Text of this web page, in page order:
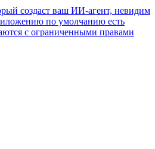
создаст ваш ИИ-агент, невидим
по умолчанию есть
с ограниченными правами